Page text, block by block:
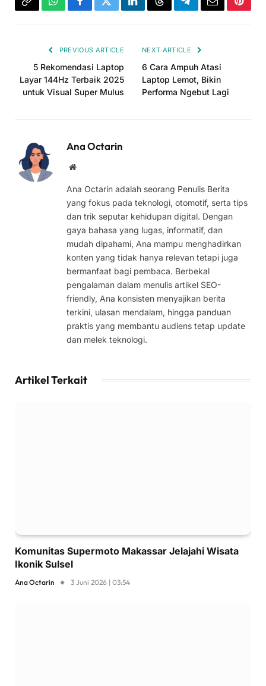
Copy WhatsAppFacebookTwitterLinkedInThreadsTelegramEmail
PREVIOUS ARTICLE
5 Rekomendasi Laptop
Layar 144Hz Terbaik 2025
untuk Visual Super Mulus
NEXT ARTICLE
6 Cara Ampuh Atasi
Laptop Lemot, Bikin
Performa Ngebut Lagi
Ana Octarin
Website
Ana Octarin adalah seorang Penulis Berita
yang fokus pada teknologi, otomotif, serta tips
dan trik seputar kehidupan digital. Dengan
gaya bahasa yang lugas, informatif, dan
mudah dipahami, Ana mampu menghadirkan
konten yang tidak hanya relevan tetapi juga
bermanfaat bagi pembaca. Berbekal
pengalaman dalam menulis artikel SEO-
friendly, Ana konsisten menyajikan berita
terkini, ulasan mendalam, hingga panduan
praktis yang membantu audiens tetap update
dan melek teknologi.
Artikel Terkait
Komunitas Supermoto Makassar Jelajahi Wisata
Ikonik Sulsel
Ana Octarin 3 Juni 2026 | 03:54